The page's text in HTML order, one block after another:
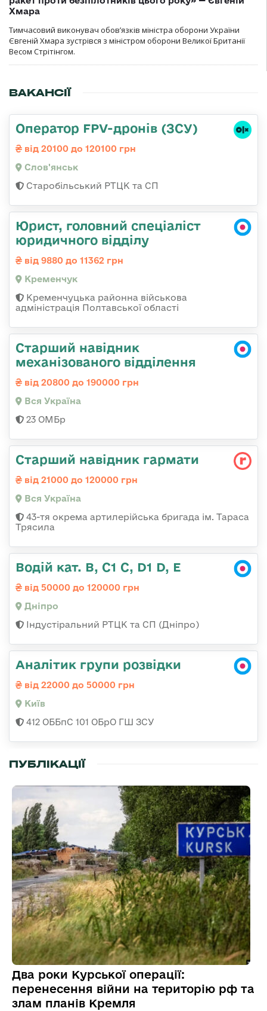
Хмара
Тимчасовий виконувач обов’язків міністра оборони України
Євгеній Хмара зустрівся з міністром оборони Великої Британії
Весом Стрітінгом.
ВАКАНСІЇ
Оператор FPV-дронів (ЗСУ)
від 20100 до 120100 грн
Слов'янськ
Старобільський РТЦК та СП
Юрист, головний спеціаліст
юридичного відділу
від 9880 до 11362 грн
Кременчук
Кременчуцька районна військова
адміністрація Полтавської області
Старший навідник
механізованого відділення
від 20800 до 190000 грн
Вся Україна
23 ОМБр
Старший навідник гармати
від 21000 до 120000 грн
Вся Україна
43-тя окрема артилерійська бригада ім. Тараса
Трясила
Водій кат. В, С1 С, D1 D, E
від 50000 до 120000 грн
Дніпро
Індустіральний РТЦК та СП (Дніпро)
Аналітик групи розвідки
від 22000 до 50000 грн
Київ
412 ОББпС 101 ОБрО ГШ ЗСУ
ПУБЛІКАЦІЇ
Два роки Курської операції:
перенесення війни на територію рф та
злам планів Кремля